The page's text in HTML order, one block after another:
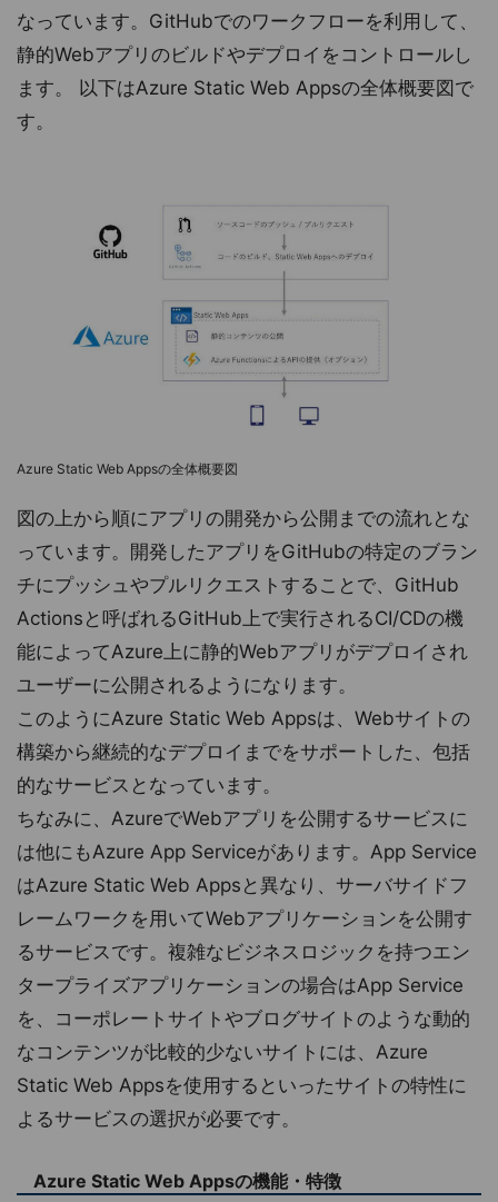
なっています。GitHubでのワークフローを利用して、
静的Webアプリのビルドやデプロイをコントロールし
ます。 以下はAzure Static Web Appsの全体概要図で
す。
Azure Static Web Appsの全体概要図
図の上から順にアプリの開発から公開までの流れとな
っています。開発したアプリをGitHubの特定のブラン
チにプッシュやプルリクエストすることで、GitHub
Actionsと呼ばれるGitHub上で実行されるCI/CDの機
能によってAzure上に静的Webアプリがデプロイされ
ユーザーに公開されるようになります。
このようにAzure Static Web Appsは、Webサイトの
構築から継続的なデプロイまでをサポートした、包括
的なサービスとなっています。
ちなみに、AzureでWebアプリを公開するサービスに
は他にもAzure App Serviceがあります。App Service
はAzure Static Web Appsと異なり、サーバサイドフ
レームワークを用いてWebアプリケーションを公開す
るサービスです。複雑なビジネスロジックを持つエン
タープライズアプリケーションの場合はApp Service
を、コーポレートサイトやブログサイトのような動的
なコンテンツが比較的少ないサイトには、Azure
Static Web Appsを使用するといったサイトの特性に
よるサービスの選択が必要です。
Azure Static Web Appsの機能・特徴